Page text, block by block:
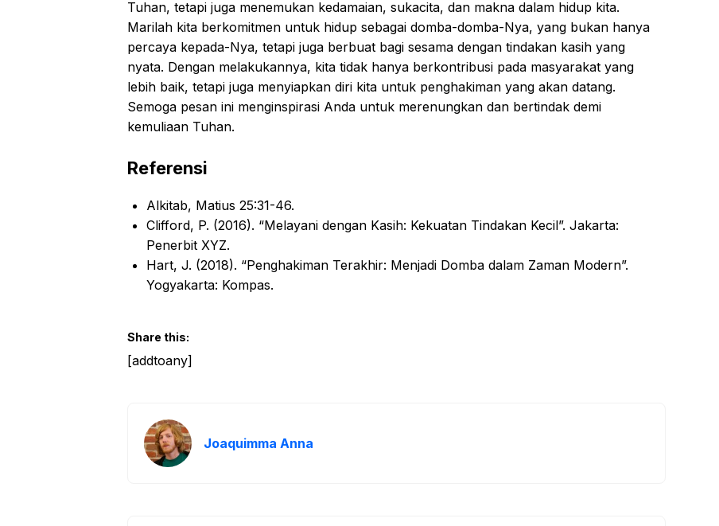
Tuhan, tetapi juga menemukan kedamaian, sukacita, dan makna dalam hidup kita.
Marilah kita berkomitmen untuk hidup sebagai domba-domba-Nya, yang bukan hanya
percaya kepada-Nya, tetapi juga berbuat bagi sesama dengan tindakan kasih yang
nyata. Dengan melakukannya, kita tidak hanya berkontribusi pada masyarakat yang
lebih baik, tetapi juga menyiapkan diri kita untuk penghakiman yang akan datang.
Semoga pesan ini menginspirasi Anda untuk merenungkan dan bertindak demi
kemuliaan Tuhan.
Referensi
Alkitab, Matius 25:31-46.
Clifford, P. (2016). “Melayani dengan Kasih: Kekuatan Tindakan Kecil”. Jakarta:
Penerbit XYZ.
Hart, J. (2018). “Penghakiman Terakhir: Menjadi Domba dalam Zaman Modern”.
Yogyakarta: Kompas.
Share this:
[addtoany]
Joaquimma Anna